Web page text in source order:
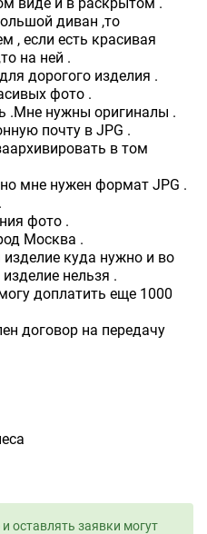
диван ,то
, если есть красивая
на ней .
дорогого изделия .
фото .
.Мне нужны оригиналы .
почту в JPG .
в том
мне нужен формат JPG .
фото .
Москва .
куда нужно и во
нельзя .
доплатить еще 1000
договор на передачу
оставлять заявки могут